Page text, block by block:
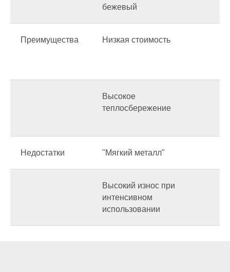
бежевый
Преимущества Низкая стоимость
Высокое
теплосбережение
Недостатки "Мягкий металл"
Высокий износ при
интенсивном
использовании